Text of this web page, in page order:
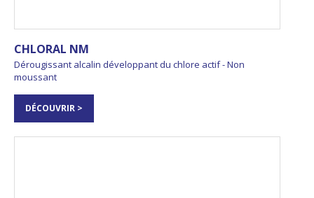
CHLORAL NM
Dérougissant alcalin développant du chlore actif - Non
moussant
DÉCOUVRIR >